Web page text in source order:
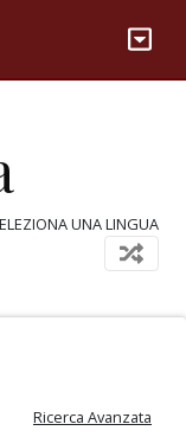
UNA LINGUA
Ricerca Avanzata